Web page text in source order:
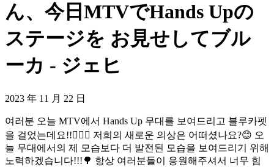
ん、今日MTVでHands Upの
ステージを お見せしてブル
ーカ - ジェヒ
2023 年 11 月 22 日
여러분 오늘 MTV에서 Hands Up 무대를 보여드리고 블루카펫
을 걸었는데요!!🙋🏻‍♂️ 저희의 새로운 의상은 어떠셨나요?😊 오
늘 무대에서의 제 모습보다 더 발전된 모습을 보여드리기 위해
노력하겠습니다!!!🌳 항상 여러분들이 응원해주셔서 너무 힘